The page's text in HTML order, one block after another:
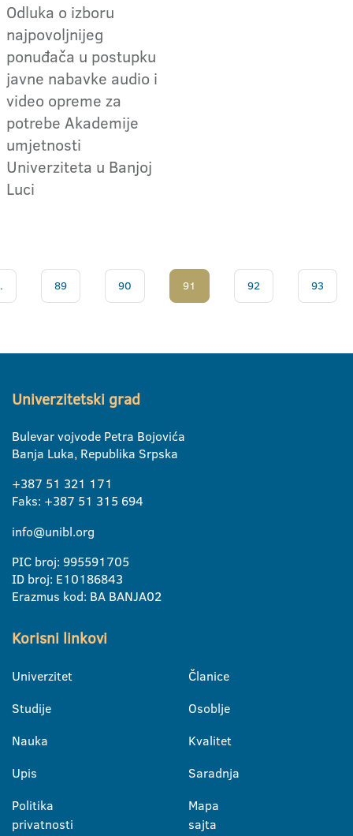
Odluka o izboru
najpovoljnijeg
ponuđača u postupku
javne nabavke audio i
video opreme za
potrebe Akademije
umjetnosti
Univerziteta u Banjoj
Luci
89 90 91 92 93
Univerzitetski grad
Bulevar vojvode Petra Bojovića
Banja Luka, Republika Srpska
+387 51 321 171
Faks: +387 51 315 694
info@unibl.org
PIC broj: 995591705
ID broj: E10186843
Erazmus kod: BA BANJA02
Korisni linkovi
Univerzitet
Studije
Nauka
Upis
Politika
privatnosti
Članice
Osoblje
Kvalitet
Saradnja
Mapa
sajta